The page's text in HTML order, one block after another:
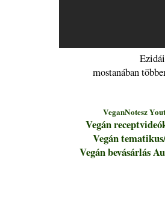
mostanában
VeganNotesz
Vegán
Vegán
Vegán bevásárlás